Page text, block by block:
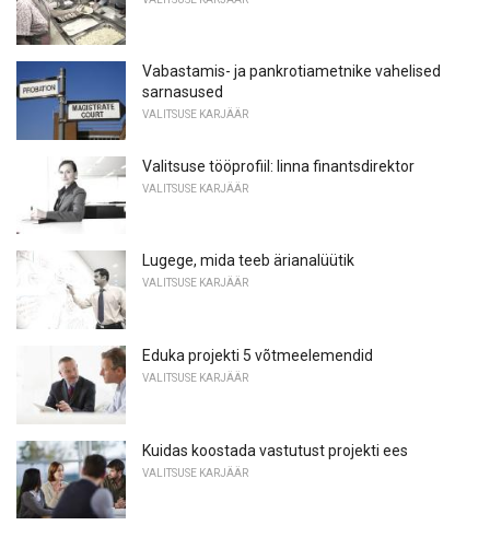
Vabastamis- ja pankrotiametnike vahelised
sarnasused
VALITSUSE KARJÄÄR
Valitsuse tööprofiil: linna finantsdirektor
VALITSUSE KARJÄÄR
Lugege, mida teeb ärianalüütik
VALITSUSE KARJÄÄR
Eduka projekti 5 võtmeelemendid
VALITSUSE KARJÄÄR
Kuidas koostada vastutust projekti ees
VALITSUSE KARJÄÄR